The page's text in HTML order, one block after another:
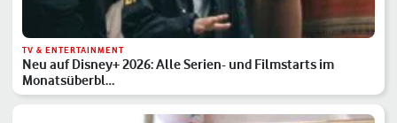
TV & ENTERTAINMENT
Neu auf Disney+ 2026: Alle Serien- und Filmstarts im
Monatsüberbl…